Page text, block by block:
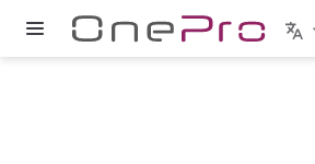
跳至主要內容